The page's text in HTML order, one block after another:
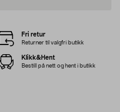
Fri retur
Returner til valgfri butikk
Klikk&Hent
Bestill på nett og hent i butikk